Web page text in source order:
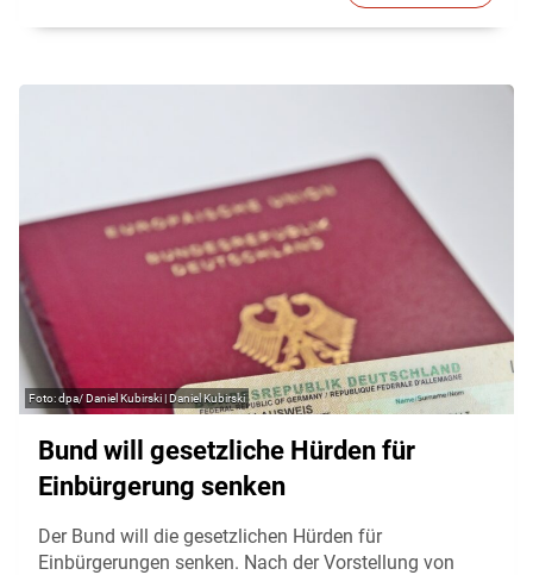
dpa/ Daniel Kubirski | Daniel Kubirski
Bund will gesetzliche Hürden für
Einbürgerung senken
Der Bund will die gesetzlichen Hürden für
Einbürgerungen senken. Nach der Vorstellung von